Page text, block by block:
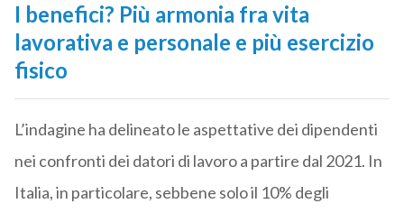
I benefici? Più armonia fra vita
lavorativa e personale e più esercizio
fisico
L’indagine ha delineato le aspettative dei dipendenti
nei confronti dei datori di lavoro a partire dal 2021. In
Italia, in particolare, sebbene solo il 10% degli